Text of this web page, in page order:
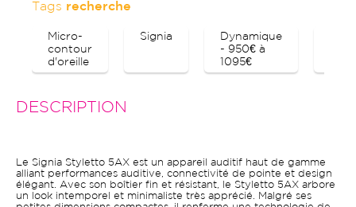
Tags recherche
Micro-
contour
d'oreille
Signia
Dynamique
- 950€ à
1095€
DESCRIPTION
Le Signia Styletto 5AX est un appareil auditif haut de gamme
alliant performances auditive, connectivité de pointe et design
élégant. Avec son boîtier fin et résistant, le Styletto 5AX arbore
un look intemporel et minimaliste très apprécié. Malgré ses